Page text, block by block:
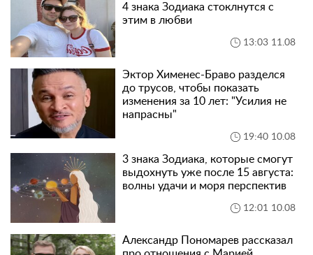
4 знака Зодиака стоклнутся с
этим в любви
13:03 11.08
Эктор Хименес-Браво разделся
до трусов, чтобы показать
изменения за 10 лет: "Усилия не
напрасны"
19:40 10.08
3 знака Зодиака, которые смогут
выдохнуть уже после 15 августа:
волны удачи и моря перспектив
12:01 10.08
Александр Пономарев рассказал